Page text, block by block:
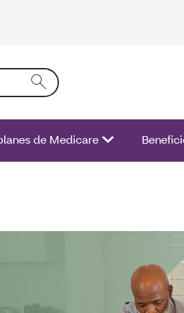
campo activará una lista de
de Medicare